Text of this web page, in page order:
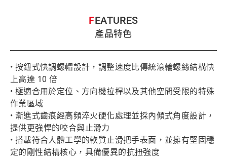
FEATURES
產品特色
• 按鈕式快調螺帽設計，調整速度比傳統滾輪螺絲結構快
上高達 10 倍
• 極適合用於定位、方向機拉桿以及其他空間受限的特殊
作業區域
• 漸進式齒痕經高頻淬火硬化處理並採內傾式角度設計，
提供更強悍的咬合與止滑力
• 搭載符合人體工學的軟質止滑把手表面，並擁有堅固穩
定的剛性結構核心，具備優異的抗扭強度